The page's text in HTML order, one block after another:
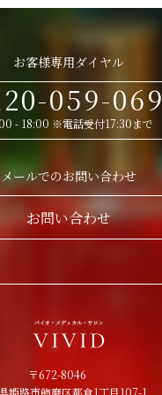
お客様専用ダイヤル
059-069
- 18:00 ※電話受付17:30まで
メールでのお問い合わせ
お問い合わせ
〒672-8046
姫路市飾磨区都倉1丁目107-1